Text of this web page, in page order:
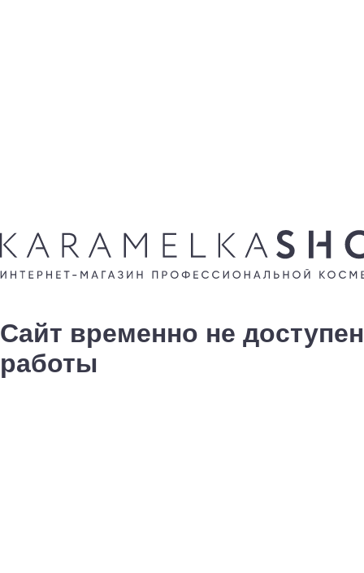
Сайт временно не
работы